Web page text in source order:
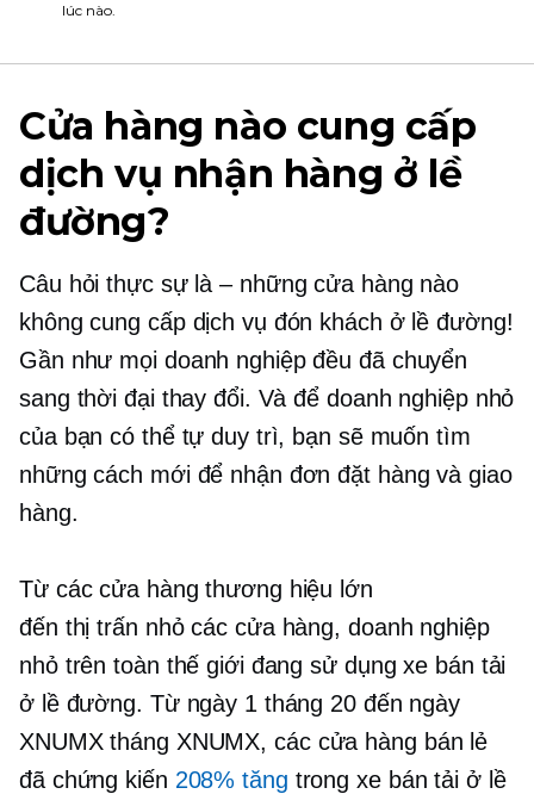
lúc nào.
Cửa hàng nào cung cấp
dịch vụ nhận hàng ở lề
đường?
Câu hỏi thực sự là–những cửa hàng nào
không cung cấp dịch vụ đón khách ở lề đường!
Gần như mọi doanh nghiệp đều đã chuyển
sang thời đại thay đổi. Và để doanh nghiệp nhỏ
của bạn có thể tự duy trì, bạn sẽ muốn tìm
những cách mới để nhận đơn đặt hàng và giao
hàng.
Từ các cửa hàng thương hiệu lớn
đến thị trấn nhỏcác cửa hàng, doanh nghiệp
nhỏ trên toàn thế giới đang sử dụng xe bán tải
ở lề đường. Từ ngày 1 tháng 20 đến ngày
XNUMX tháng XNUMX, các cửa hàng bán lẻ
đã chứng kiến 208% tăng trong xe bán tải ở lề